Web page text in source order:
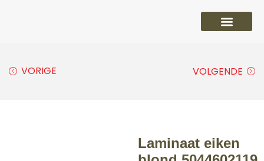
VORIGE VOLGENDE
Laminaat eiken